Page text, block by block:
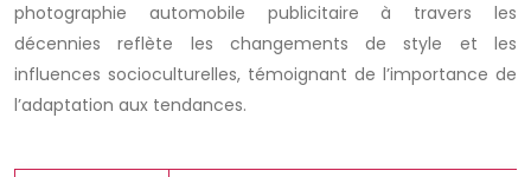
photographie automobile publicitaire à travers les
décennies reflète les changements de style et les
influences socioculturelles, témoignant de l’importance de
l’adaptation aux tendances.